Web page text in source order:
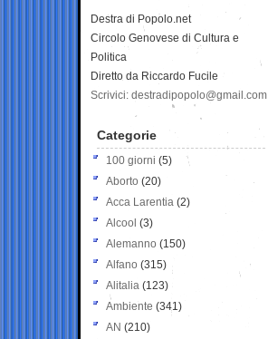
Destra di Popolo.net
Circolo Genovese di Cultura e
Politica
Diretto da Riccardo Fucile
Scrivici: destradipopolo@gmail.com
Categorie
100 giorni (5)
Aborto (20)
Acca Larentia (2)
Alcool (3)
Alemanno (150)
Alfano (315)
Alitalia (123)
Ambiente (341)
AN (210)